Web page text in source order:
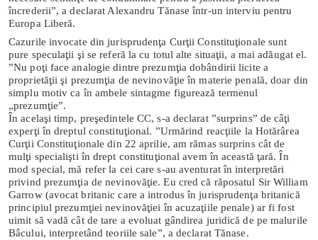
încrederii”, a declarat Alexandru Tănase într-un interviu pentru
Europa Liberă.
Cazurile invocate din jurisprudenţa Curţii Constituţionale sunt
pure speculaţii şi se referă la cu totul alte situaţii, a mai adăugat el.
”Nu poţi face analogie dintre prezumţia dobândirii licite a
proprietăţii şi prezumţia de nevinovăţie în materie penală, doar din
simplu motiv ca în ambele sintagme figurează termenul
„prezumţie”.
În acelaşi timp, preşedintele CC, s-a declarat ”surprins” de câţi
experţi în dreptul constituţional. ”Urmărind reacţiile la Hotărârea
Curţii Constituţionale din 22 aprilie, am rămas surprins cât de
mulţi specialişti în drept constituţional avem în această ţară. În
mod special, mă refer la cei care s-au aventurat în interpretări
privind prezumţia de nevinovăţie. Eu cred că răposatul Sir William
Garrow (avocat britanic care a introdus în jurisprudenţa britanică
principiul prezumţiei nevinovăţiei în acuzaţiile penale) ar fi fost
uimit să vadă cât de tare a evoluat gândirea juridică de pe malurile
Bâcului, interpretând teoriile sale”, a declarat Tănase.